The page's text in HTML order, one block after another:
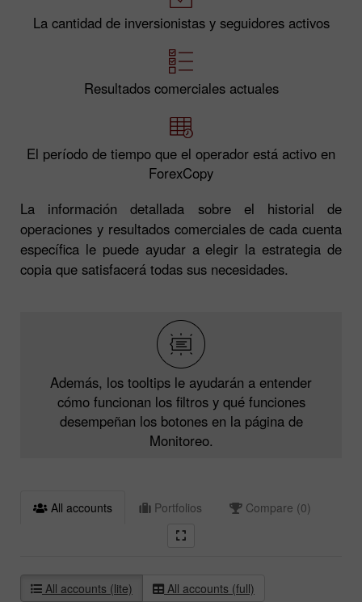
La cantidad de inversionistas y seguidores activos
Resultados comerciales actuales
El período de tiempo que el operador está activo en
ForexCopy
La información detallada sobre el historial de
operaciones y resultados comerciales de cada cuenta
específica le puede ayudar a elegir la estrategia de
copia que satisfacerá todas sus necesidades.
Además, los tooltips le ayudarán a entender
cómo funcionan los filtros y qué funciones
desempeñan los botones en la página de
Monitoreo.
All accounts Portfolios Compare (0)
All accounts (lite) All accounts (full)